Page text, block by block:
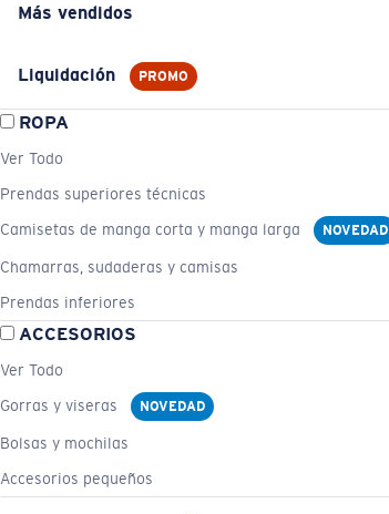
Más vendidos
Liquidación PROMO
ROPA
Ver Todo
Prendas superiores técnicas
Camisetas de manga corta y manga larga
NOVEDAD
Chamarras, sudaderas y camisas
Prendas inferiores
ACCESORIOS
Ver Todo
Gorras y viseras
NOVEDAD
Bolsas y mochilas
Accesorios pequeños